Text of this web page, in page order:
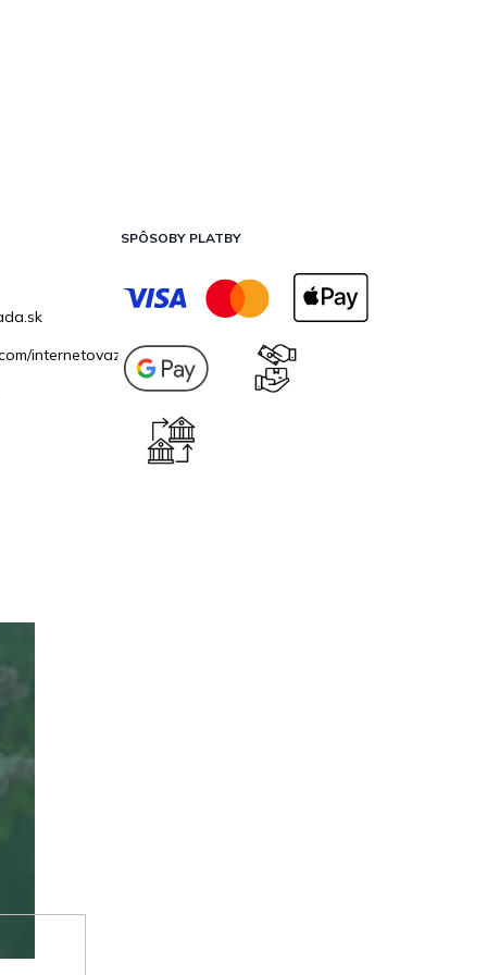
internetovazahrada.sk/
SPÔSOBY PLATBY